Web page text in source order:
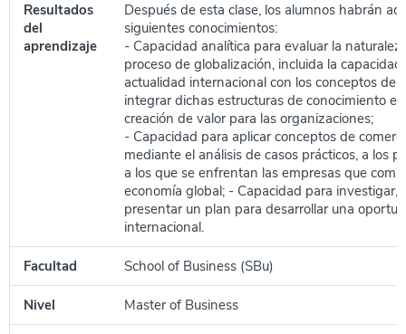
Resultados
del
aprendizaje
Después de esta clase, los alumnos habrán
siguientes conocimientos:
- Capacidad analítica para evaluar la
proceso de globalización, incluida la
actualidad internacional con los conceptos del
integrar dichas estructuras de conocimiento
creación de valor para las organizaciones;
- Capacidad para aplicar conceptos de
mediante el análisis de casos prácticos, a los
a los que se enfrentan las empresas que
economía global; - Capacidad para investigar,
presentar un plan para desarrollar una
internacional.
Facultad School of Business (SBu)
Nivel Master of Business